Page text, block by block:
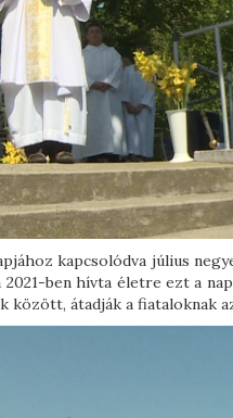
kapcsolódva július
ben hívta életre ezt a
között, átadják a fiataloknak